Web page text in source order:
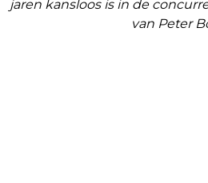
jaren kansloos is in de
van Peter